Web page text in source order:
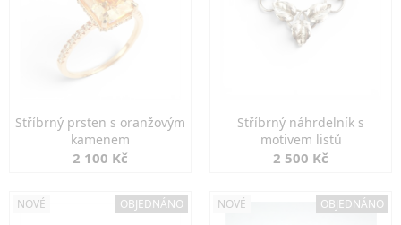
Stříbrný prsten s oranžovým
kamenem
2 100 Kč
Stříbrný náhrdelník s
motivem listů
2 500 Kč
NOVÉ OBJEDNÁNO NOVÉ OBJEDNÁNO